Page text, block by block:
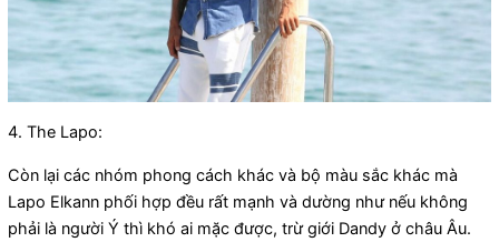
4. The Lapo:
Còn lại các nhóm phong cách khác và bộ màu sắc khác mà
Lapo Elkann phối hợp đều rất mạnh và dường như nếu không
phải là người Ý thì khó ai mặc được, trừ giới Dandy ở châu Âu.